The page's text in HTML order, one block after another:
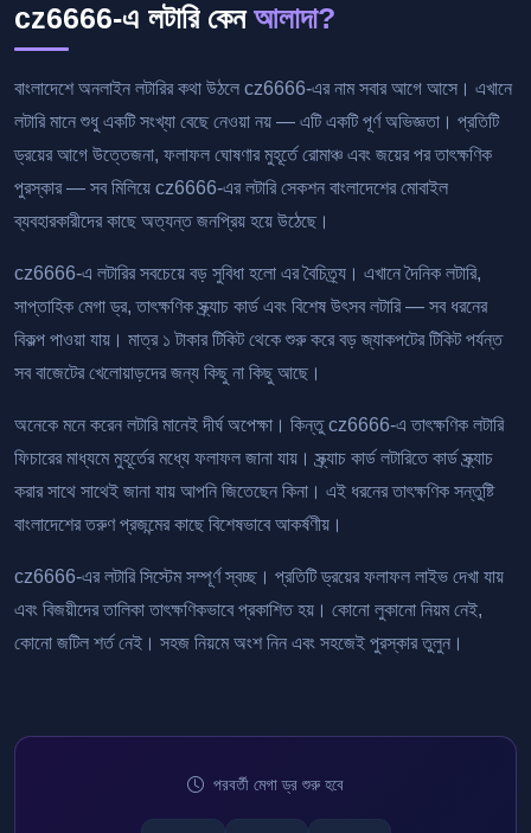
cz6666-এ লটারি কেনআলাদা?
বাংলাদেশে অনলাইন লটারির কথা উঠলে cz6666-এর নাম সবার আগে আসে। এখানে
লটারি মানে শুধু একটি সংখ্যা বেছে নেওয়া নয় — এটি একটি পূর্ণ অভিজ্ঞতা। প্রতিটি
ড্রয়ের আগে উত্তেজনা, ফলাফল ঘোষণার মুহূর্তে রোমাঞ্চ এবং জয়ের পর তাৎক্ষণিক
পুরস্কার — সব মিলিয়ে cz6666-এর লটারি সেকশন বাংলাদেশের মোবাইল
ব্যবহারকারীদের কাছে অত্যন্ত জনপ্রিয় হয়ে উঠেছে।
cz6666-এ লটারির সবচেয়ে বড় সুবিধা হলো এর বৈচিত্র্য। এখানে দৈনিক লটারি,
সাপ্তাহিক মেগা ড্র, তাৎক্ষণিক স্ক্র্যাচ কার্ড এবং বিশেষ উৎসব লটারি — সব ধরনের
বিকল্প পাওয়া যায়। মাত্র ১ টাকার টিকিট থেকে শুরু করে বড় জ্যাকপটের টিকিট পর্যন্ত
সব বাজেটের খেলোয়াড়দের জন্য কিছু না কিছু আছে।
অনেকে মনে করেন লটারি মানেই দীর্ঘ অপেক্ষা। কিন্তু cz6666-এ তাৎক্ষণিক লটারি
ফিচারের মাধ্যমে মুহূর্তের মধ্যে ফলাফল জানা যায়। স্ক্র্যাচ কার্ড লটারিতে কার্ড স্ক্র্যাচ
করার সাথে সাথেই জানা যায় আপনি জিতেছেন কিনা। এই ধরনের তাৎক্ষণিক সন্তুষ্টি
বাংলাদেশের তরুণ প্রজন্মের কাছে বিশেষভাবে আকর্ষণীয়।
cz6666-এর লটারি সিস্টেম সম্পূর্ণ স্বচ্ছ। প্রতিটি ড্রয়ের ফলাফল লাইভ দেখা যায়
এবং বিজয়ীদের তালিকা তাৎক্ষণিকভাবে প্রকাশিত হয়। কোনো লুকানো নিয়ম নেই,
কোনো জটিল শর্ত নেই। সহজ নিয়মে অংশ নিন এবং সহজেই পুরস্কার তুলুন।
পরবর্তী মেগা ড্র শুরু হবে